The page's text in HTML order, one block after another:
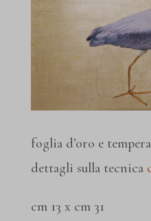
foglia d’oro e
dettagli sulla tecnica
cm 13 x cm 31